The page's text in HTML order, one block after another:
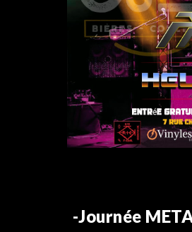
-Journée